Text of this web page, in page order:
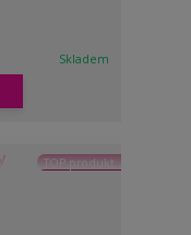
Skladem
TOP produkt